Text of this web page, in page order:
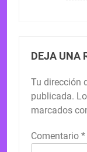
DEJA UNA
Tu dirección
publicada.
marcados
Comentario *